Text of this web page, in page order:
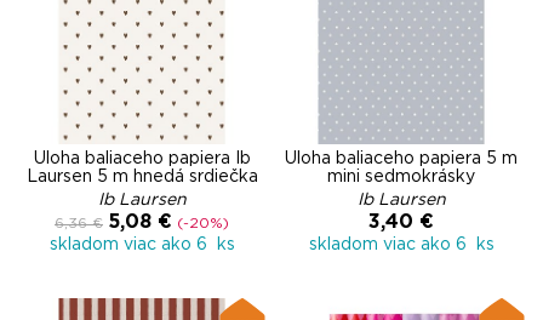
Úloha baliaceho papiera Ib
Laursen 5 m hnedá srdiečka
Ib Laursen
6,36 € 5,08 € (-20%)
skladom viac ako 6 ks
Úloha baliaceho papiera 5 m
mini sedmokrásky
Ib Laursen
3,40 €
skladom viac ako 6 ks